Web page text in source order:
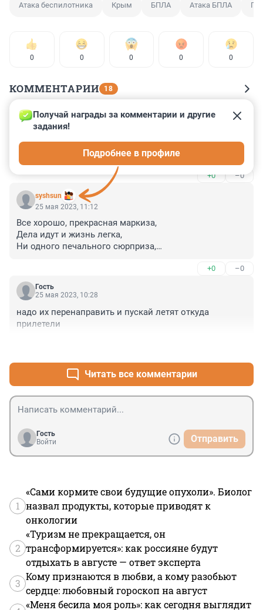
Атака беспилотника Крым БПЛА Атака БПЛА
0 0 0 0 0
КОММЕНТАРИИ 18
Гость
25 мая 2023, 14:03
Сбили, каждому надавали по морде, а потом и
+0 –0
syshsun
Получай награды за комментарии и другие
задания!
Подробнее в профиле
25 мая 2023, 11:12
Все хорошо, прекрасная маркиза,
Дела идут и жизнь легка,
Ни одного печального сюрприза,
+0 –0
Гость
25 мая 2023, 10:28
надо их перенаправить и пускай летят откуда
прилетели
Читать все комментарии
Гость
Войти
Отправить
1
«Сами кормите свои будущие опухоли». Биолог
назвал продукты, которые приводят к
онкологии
2
«Туризм не прекращается, он
трансформируется»: как россияне будут
отдыхать в августе — ответ эксперта
3
Кому признаются в любви, а кому разобьют
сердце: любовный гороскоп на август
«Меня бесила моя роль»: как сегодня выглядит